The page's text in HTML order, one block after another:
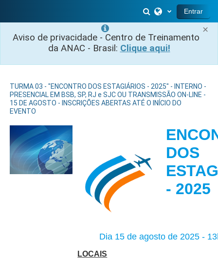
×
Aviso de privacidade - Centro de Treinamento
da ANAC - Brasil: Clique aqui!
Alternar entrada
Entrar
TURMA 03 - "ENCONTRO DOS ESTAGIÁRIOS - 2025" - INTERNO -
PRESENCIAL EM BSB, SP, RJ e SJC OU TRANSMISSÃO ON-LINE -
15 DE AGOSTO - INSCRIÇÕES ABERTAS ATÉ O INÍCIO DO
EVENTO
DOS
-
Dia 15 de agosto de 2025 -
LOCAIS